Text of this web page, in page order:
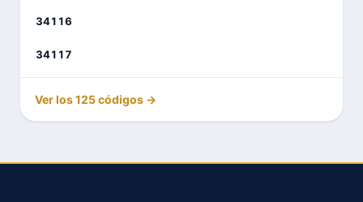
34116
34117
Ver los 125 códigos →